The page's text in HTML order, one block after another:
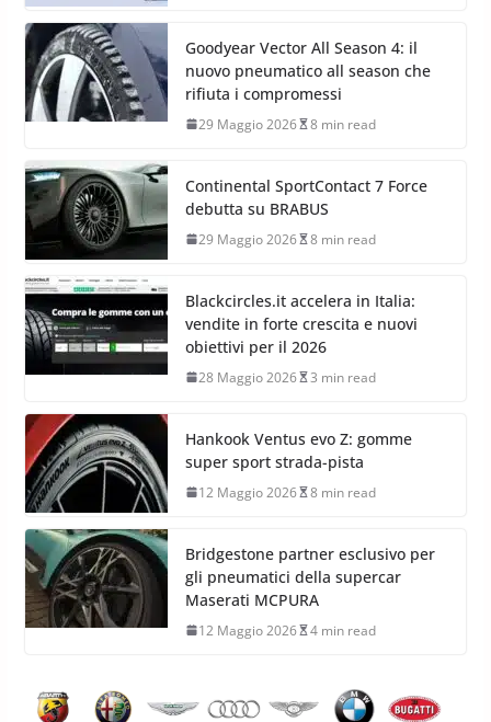
Goodyear Vector All Season 4: il
nuovo pneumatico all season che
rifiuta i compromessi
29 Maggio 2026 8 min read
Continental SportContact 7 Force
debutta su BRABUS
29 Maggio 2026 8 min read
Blackcircles.it accelera in Italia:
vendite in forte crescita e nuovi
obiettivi per il 2026
28 Maggio 2026 3 min read
Hankook Ventus evo Z: gomme
super sport strada-pista
12 Maggio 2026 8 min read
Bridgestone partner esclusivo per
gli pneumatici della supercar
Maserati MCPURA
12 Maggio 2026 4 min read